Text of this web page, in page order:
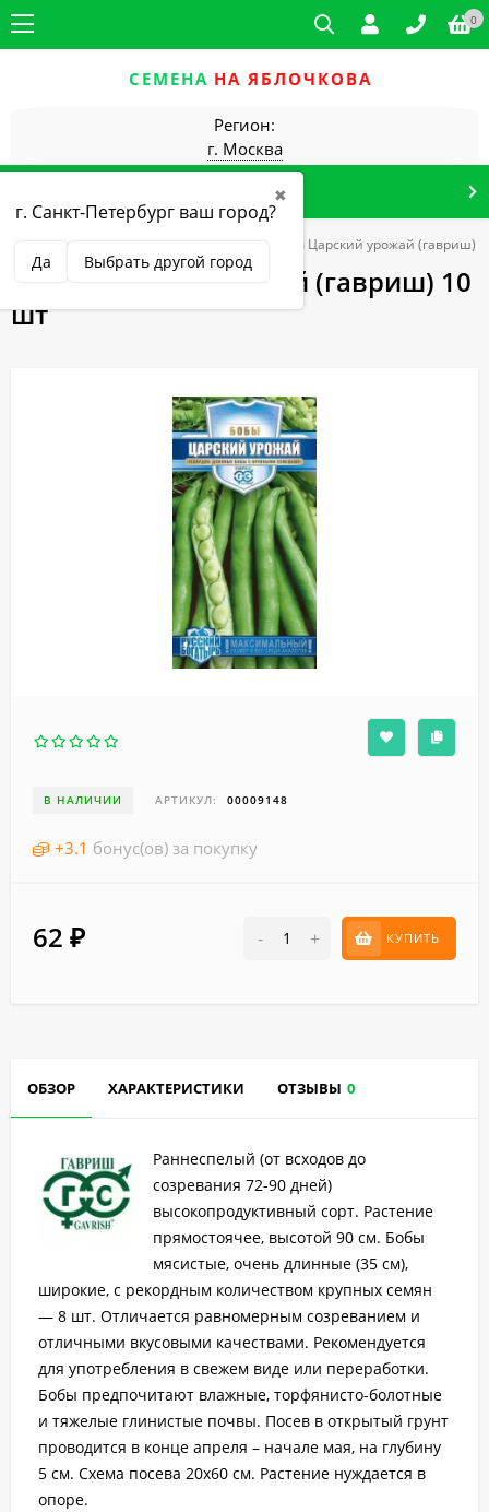
0
СЕМЕНА НА ЯБЛОЧКОВА
Регион:
г. Москва
✖
г. Санкт-Петербург ваш город?
Да Выбрать другой город
культуры Бобы Царский урожай (гавриш)
Бобы Царский урожай (гавриш) 10
шт
В НАЛИЧИИ АРТИКУЛ: 00009148
+3.1 бонус(ов) за покупку
62 ₽ - + КУПИТЬ
ОБЗОР ХАРАКТЕРИСТИКИ ОТЗЫВЫ 0
Раннеспелый (от всходов до
созревания 72-90 дней)
высокопродуктивный сорт. Растение
прямостоячее, высотой 90 см. Бобы
мясистые, очень длинные (35 см),
широкие, с рекордным количеством крупных семян
— 8 шт. Отличается равномерным созреванием и
отличными вкусовыми качествами. Рекомендуется
для употребления в свежем виде или переработки.
Бобы предпочитают влажные, торфянисто-болотные
и тяжелые глинистые почвы. Посев в открытый грунт
проводится в конце апреля – начале мая, на глубину
5 см. Схема посева 20x60 см. Растение нуждается в
опоре.